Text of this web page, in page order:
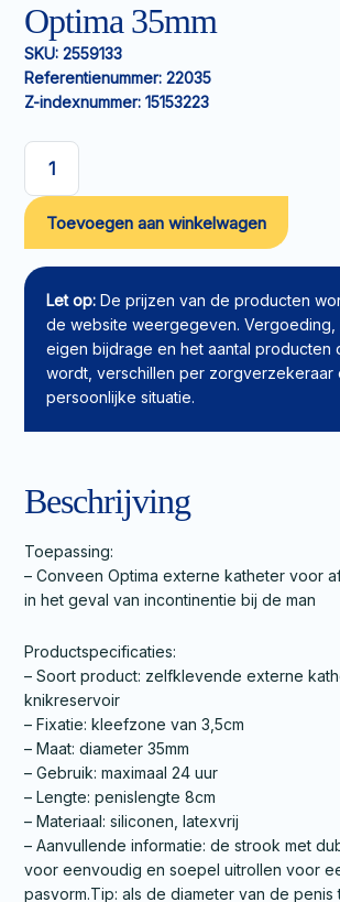
Optima 35mm
SKU: 2559133
Referentienummer: 22035
Z-indexnummer: 15153223
Externe
katheter
Conveen
Optima
35mm
aantal
Toevoegen aan winkelwagen
Let op: De prijzen van de producten
de website weergegeven. Vergoeding,
eigen bijdrage en het aantal producten
wordt, verschillen per zorgverzekeraar
persoonlijke situatie.
Beschrijving
Toepassing:
– Conveen Optima externe katheter voor
in het geval van incontinentie bij de man
Productspecificaties:
– Soort product: zelfklevende externe
knikreservoir
– Fixatie: kleefzone van 3,5cm
– Maat: diameter 35mm
– Gebruik: maximaal 24 uur
– Lengte: penislengte 8cm
– Materiaal: siliconen, latexvrij
– Aanvullende informatie: de strook met
voor eenvoudig en soepel uitrollen voor
pasvorm.Tip: als de diameter van de penis